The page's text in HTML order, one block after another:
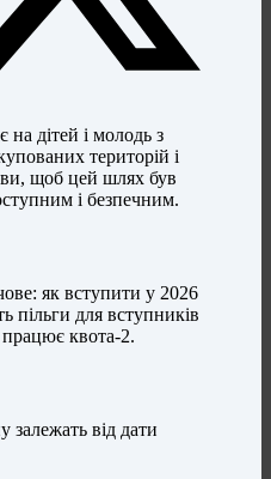
на дітей і молодь з
територій і
щоб цей шлях був
і безпечним.
як вступити у 2026
пільги для вступників
квота-2.
залежать від дати